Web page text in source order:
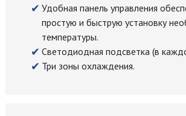
Удобная панель управления
простую и быструю установку
температуры.
Светодиодная подсветка (в
Три зоны охлаждения.